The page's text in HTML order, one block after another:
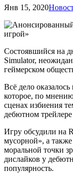
Янв 15, 2020
Состоявшийся на
Simulator,
геймерском
Всё дело
которое, по
сценах избиения
дебютном
Игру обсудили на
мусорной», а
моральной точки
дислайков у
популярность.